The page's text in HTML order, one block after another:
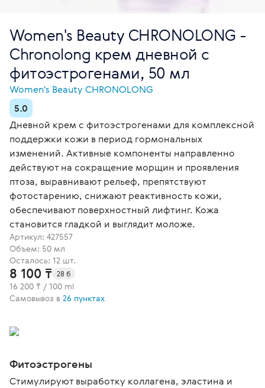
Women's Beauty CHRONOLONG -
Chronolong крем дневной с
фитоэстрогенами, 50 мл
Women's Beauty CHRONOLONG
5.0
Дневной крем с фитоэстрогенами для комплексной
поддержки кожи в период гормональных
изменений. Активные компоненты направленно
действуют на сокращение морщин и проявления
птоза, выравнивают рельеф, препятствуют
фотостарению, снижают реактивность кожи,
обеспечивают поверхностный лифтинг. Кожа
становится гладкой и выглядит моложе.
Артикул: 427557
Объем: 50 мл
Осталось: 12 шт.
8 100 ₸ 28 б
16 200 ₸ / 100 ml
Самовывоз в 26 пунктах
Фитоэстрогены
Стимулируют выработку коллагена, эластина и